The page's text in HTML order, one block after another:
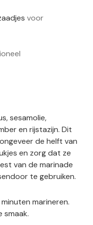
voor
sesamolie,
en rijstazijn. Dit
de helft van
en zorg dat ze
van de marinade
te gebruiken.
marineren.
smaak.